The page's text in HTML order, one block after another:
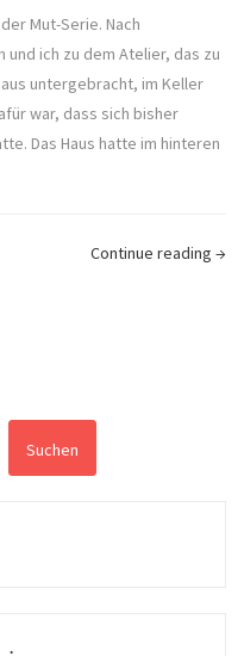
Mut-Serie. Nach
und ich zu dem Atelier, das zu
untergebracht, im Keller
war, dass sich bisher
Das Haus hatte im hinteren
Continue reading →
Suchen